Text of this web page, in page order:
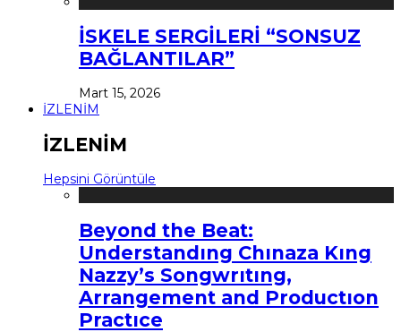
İSKELE SERGİLERİ “SONSUZ
BAĞLANTILAR”
Mart 15, 2026
İZLENİM
İZLENİM
Hepsini Görüntüle
Beyond the Beat:
Understandıng Chınaza Kıng
Nazzy’s Songwrıtıng,
Arrangement and Productıon
Practıce